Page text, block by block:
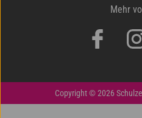
Mehr
Copyright © 2026